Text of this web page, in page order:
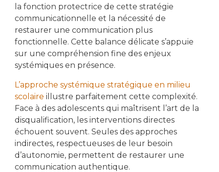
la fonction protectrice de cette stratégie
communicationnelle et la nécessité de
restaurer une communication plus
fonctionnelle. Cette balance délicate s’appuie
sur une compréhension fine des enjeux
systémiques en présence.
L’approche systémique stratégique en milieu
scolaire illustre parfaitement cette complexité.
Face à des adolescents qui maîtrisent l’art de la
disqualification, les interventions directes
échouent souvent. Seules des approches
indirectes, respectueuses de leur besoin
d’autonomie, permettent de restaurer une
communication authentique.